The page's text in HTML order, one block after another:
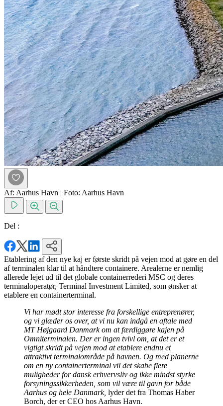
Af: Aarhus Havn | Foto: Aarhus Havn
Del :
Etablering af den nye kaj er første skridt på vejen mod at gøre en del
af terminalen klar til at håndtere containere. Arealerne er nemlig
allerede lejet ud til det globale containerrederi MSC og deres
terminaloperatør, Terminal Investment Limited, som ønsker at
etablere en containerterminal.
Vi har mødt stor interesse fra forskellige entreprenører,
og vi glæder os over, at vi nu kan indgå en aftale med
MT Højgaard Danmark om at færdiggøre kajen på
Omniterminalen. Der er ingen tvivl om, at det er et
vigtigt skridt på vejen mod at etablere endnu et
attraktivt terminalområde på havnen. Og med planerne
om en ny containerterminal vil det skabe flere
muligheder for dansk erhvervsliv og ikke mindst styrke
forsyningssikkerheden, som vil være til gavn for både
Aarhus og hele Danmark, lyder det fra Thomas Haber
Borch, der er CEO hos Aarhus Havn.